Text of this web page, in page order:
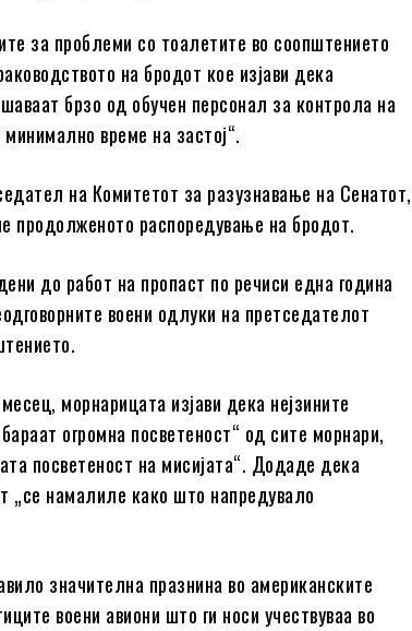
за проблеми со тоалетите во соопштението
на бродот кое изјави дека
брзо од обучен персонал за контрола на
време на застој“.
на Комитетот за разузнавање на Сенатот,
продолженото распоредување на бродот.
до работ на пропаст по речиси една година
воени одлуки на претседателот
морнарицата изјави дека нејзините
огромна посветеност“ од сите морнари,
посветеност на мисијата“. Додаде дека
„се намалиле како што напредувало
значителна празнина во американските
воени авиони што ги носи учествуваа во